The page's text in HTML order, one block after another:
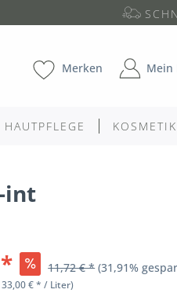
Merken Mein
HAUTPFLEGE KOSMETIK
int
11,72 € * (31,91%
€ * / Liter)